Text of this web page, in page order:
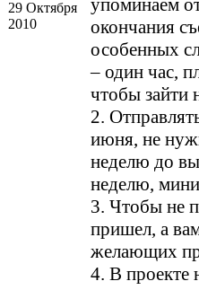
29 Октября
2010
упоминаем
окончания
особенных
– один час,
чтобы зайти
2.
июня, не
неделю до
неделю,
3. Чтобы не
пришел, а
желающих
4. В проекте